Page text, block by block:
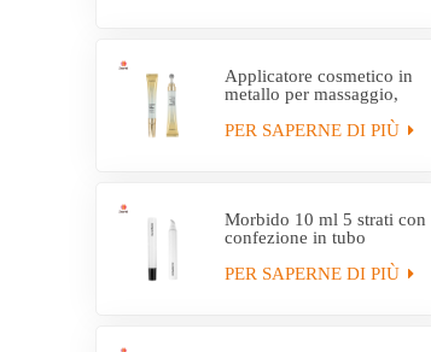
Applicatore cosmetico in
metallo per massaggio,
per crema
PER SAPERNE DI PIÙ
Morbido 10 ml 5 strati con
confezione in tubo
EVOH
PER SAPERNE DI PIÙ